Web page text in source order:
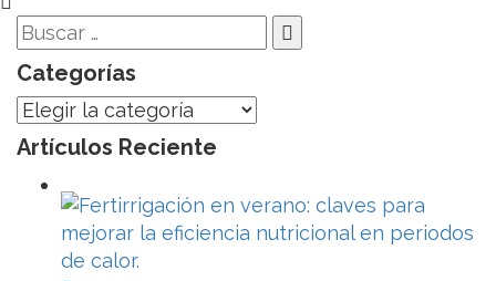
Categorías
Categorías
Artículos Reciente